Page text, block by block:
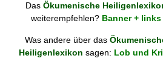
Das Ökumenische
weiterempfehlen? Banner + links
Was andere über das
Heiligenlexikon sagen: Lob und